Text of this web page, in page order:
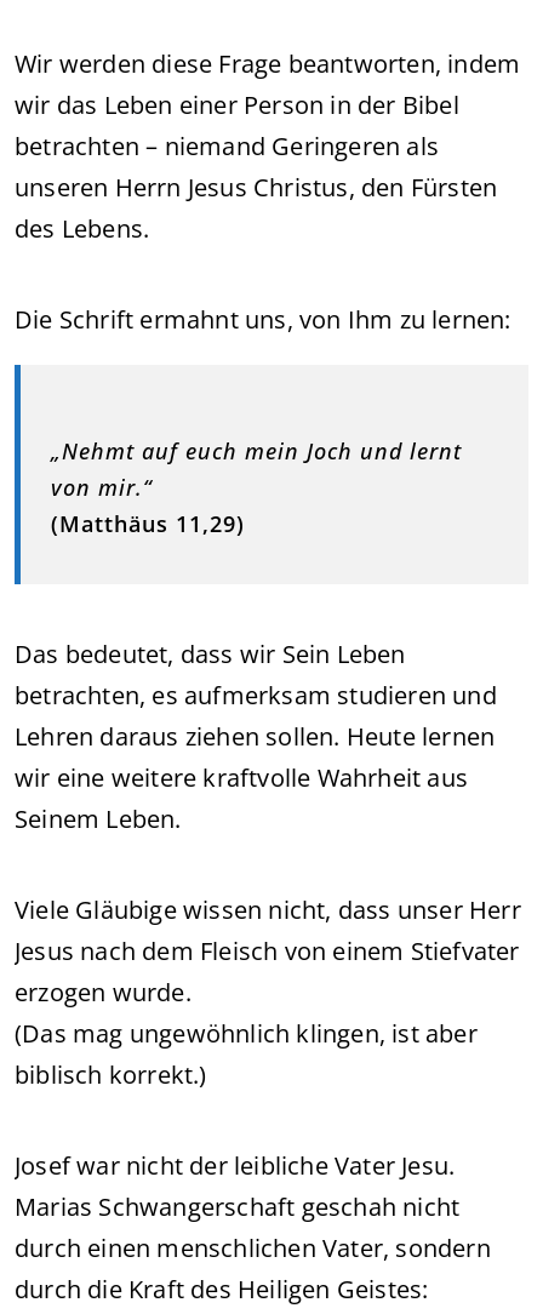
Wir werden diese Frage beantworten, indem
wir das Leben einer Person in der Bibel
betrachten – niemand Geringeren als
unseren Herrn Jesus Christus, den Fürsten
des Lebens.
Die Schrift ermahnt uns, von Ihm zu lernen:
„Nehmt auf euch mein Joch und lernt
von mir.“
(Matthäus 11,29)
Das bedeutet, dass wir Sein Leben
betrachten, es aufmerksam studieren und
Lehren daraus ziehen sollen. Heute lernen
wir eine weitere kraftvolle Wahrheit aus
Seinem Leben.
Viele Gläubige wissen nicht, dass unser Herr
Jesus nach dem Fleisch von einem Stiefvater
erzogen wurde.
(Das mag ungewöhnlich klingen, ist aber
biblisch korrekt.)
Josef war nicht der leibliche Vater Jesu.
Marias Schwangerschaft geschah nicht
durch einen menschlichen Vater, sondern
durch die Kraft des Heiligen Geistes: